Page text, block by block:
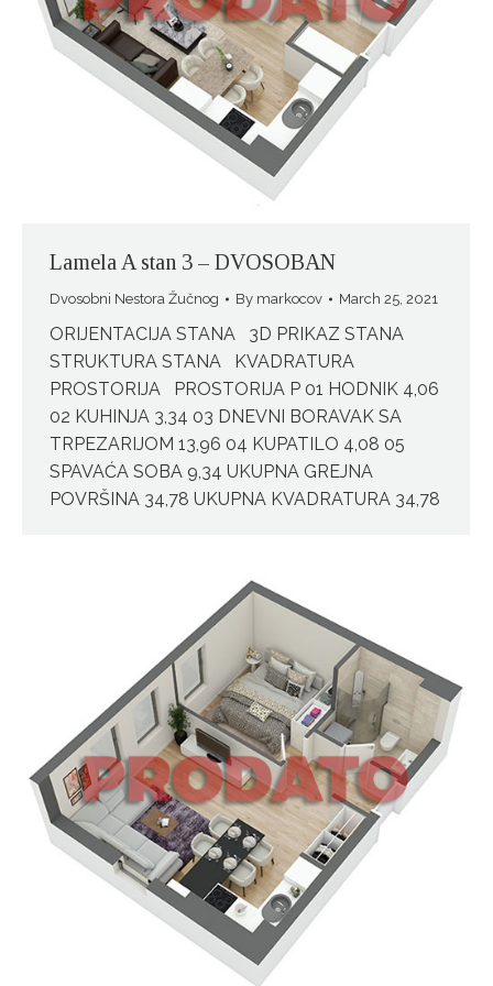
Lamela A stan 3 – DVOSOBAN
Dvosobni Nestora Žučnog By markocov March 25, 2021
ORIJENTACIJA STANA 3D PRIKAZ STANA
STRUKTURA STANA KVADRATURA
PROSTORIJA PROSTORIJA P 01 HODNIK 4,06
02 KUHINJA 3,34 03 DNEVNI BORAVAK SA
TRPEZARIJOM 13,96 04 KUPATILO 4,08 05
SPAVAĆA SOBA 9,34 UKUPNA GREJNA
POVRŠINA 34,78 UKUPNA KVADRATURA 34,78